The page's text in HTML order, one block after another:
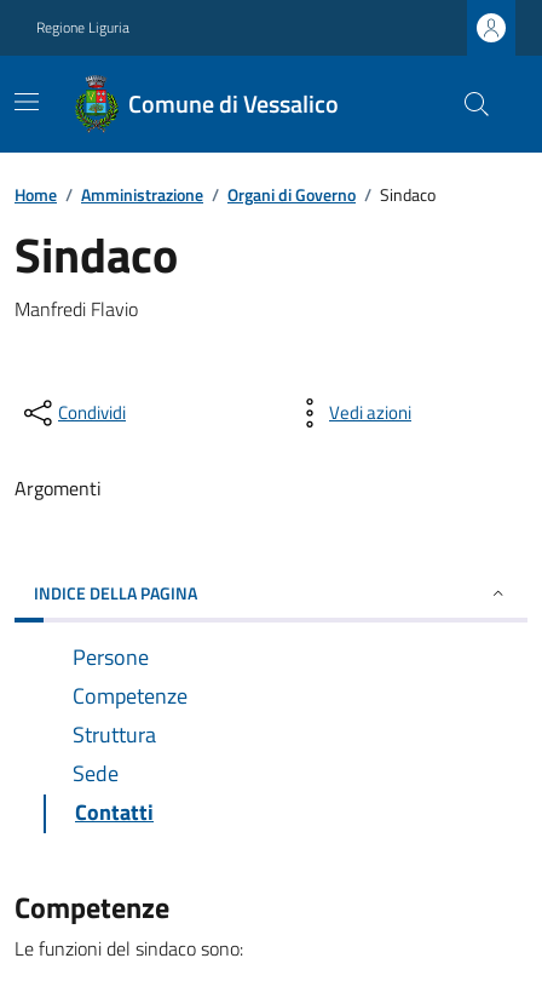
Regione Liguria
Comune di Vessalico
Home / Amministrazione / Organi di Governo / Sindaco
Sindaco
Manfredi Flavio
Condividi Vedi azioni
Argomenti
INDICE DELLA PAGINA
Persone
Competenze
Struttura
Sede
Contatti
Competenze
Le funzioni del sindaco sono: